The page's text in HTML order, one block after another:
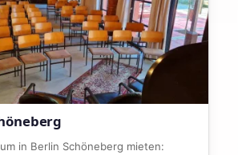
in Berlin Schöneberg mieten: